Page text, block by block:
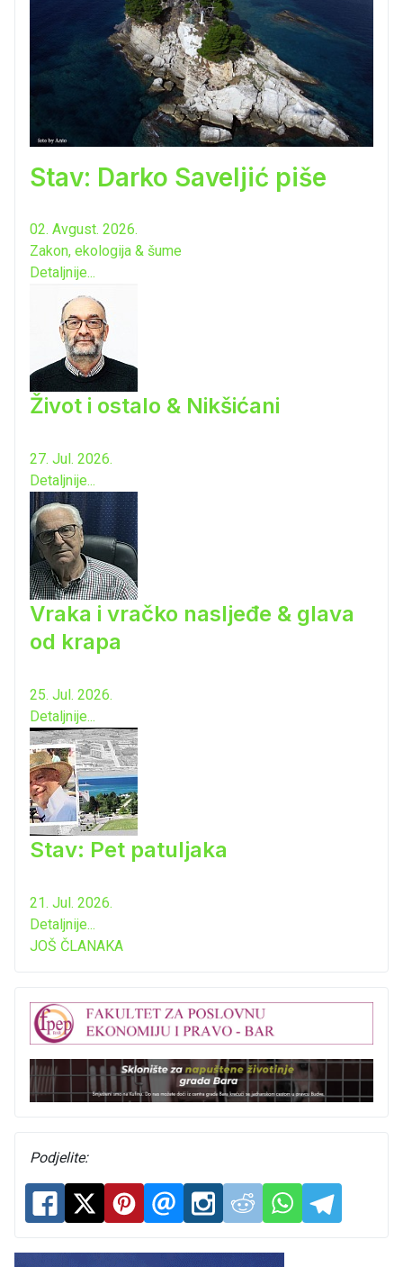
Stav: Darko Saveljić piše
02. Avgust. 2026.
Zakon, ekologija & šume
Detaljnije...
Život i ostalo & Nikšićani
27. Jul. 2026.
Detaljnije...
Vraka i vračko nasljeđe & glava
od krapa
25. Jul. 2026.
Detaljnije...
Stav: Pet patuljaka
21. Jul. 2026.
Detaljnije...
JOŠ ČLANAKA
Podjelite: